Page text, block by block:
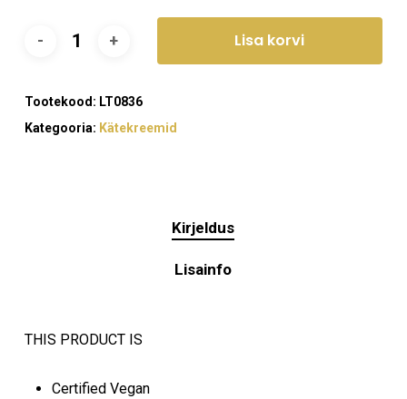
Lisa korvi
Tootekood: LT0836
Kategooria: Kätekreemid
Kirjeldus
Lisainfo
THIS PRODUCT IS
Certified Vegan